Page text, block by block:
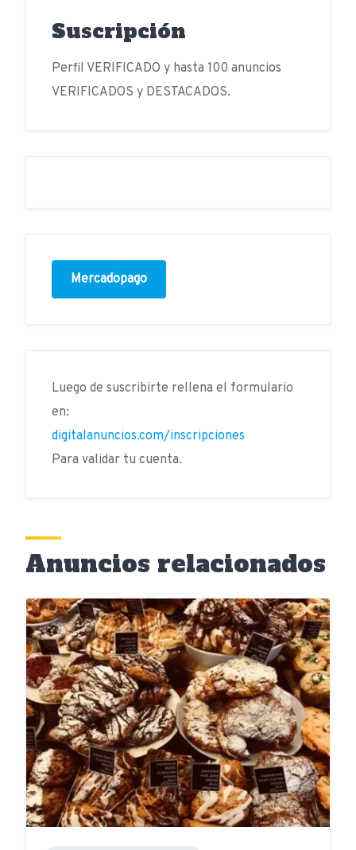
Suscripción
Perfil VERIFICADO y hasta 100 anuncios
VERIFICADOS y DESTACADOS.
Mercadopago
Luego de suscribirte rellena el formulario
en:
digitalanuncios.com/inscripciones
Para validar tu cuenta.
Anuncios relacionados